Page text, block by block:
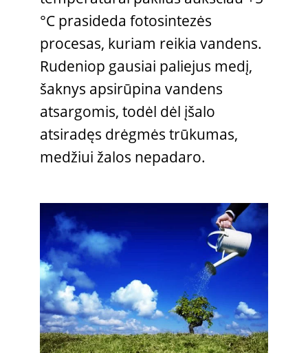
°C prasideda fotosintezės
procesas, kuriam reikia vandens.
Rudeniop gausiai paliejus medį,
šaknys apsirūpina vandens
atsargomis, todėl dėl įšalo
atsiradęs drėgmės trūkumas,
medžiui žalos nepadaro.